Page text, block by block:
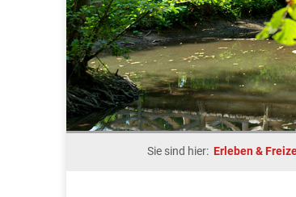
Sie sind hier: Erleben &